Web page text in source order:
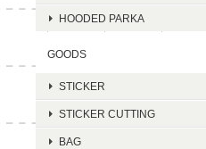
HOODED PARKA
GOODS
STICKER
STICKER CUTTING
BAG